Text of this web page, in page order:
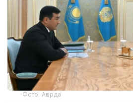
Фото: Ақорда